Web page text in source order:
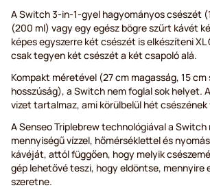
A Switch 3-in-1-gyel hagyományos csészét
(200 ml) vagy egy egész bögre szűrt kávét
képes egyszerre két csészét is elkészíteni XL
csak tegyen két csészét a két csapoló alá.
Kompakt méretével (27 cm magasság, 15
hosszúság), a Switch nem foglal sok helyet.
vizet tartalmaz, ami körülbelül hét csészének
A Senseo Triplebrew technológiával a Switch
mennyiségű vízzel, hőmérséklettel és
kávéját, attól függően, hogy melyik
gép lehetővé teszi, hogy eldöntse, mennyire
szeretne.